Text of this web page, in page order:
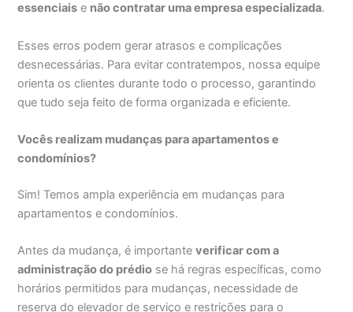
essenciais e não contratar uma empresa especializada.
Esses erros podem gerar atrasos e complicações
desnecessárias. Para evitar contratempos, nossa equipe
orienta os clientes durante todo o processo, garantindo
que tudo seja feito de forma organizada e eficiente.
Vocês realizam mudanças para apartamentos e
condomínios?
Sim! Temos ampla experiência em mudanças para
apartamentos e condomínios.
Antes da mudança, é importanteverificar com a
administração do prédio se há regras específicas, como
horários permitidos para mudanças, necessidade de
reserva do elevador de serviço e restrições para o